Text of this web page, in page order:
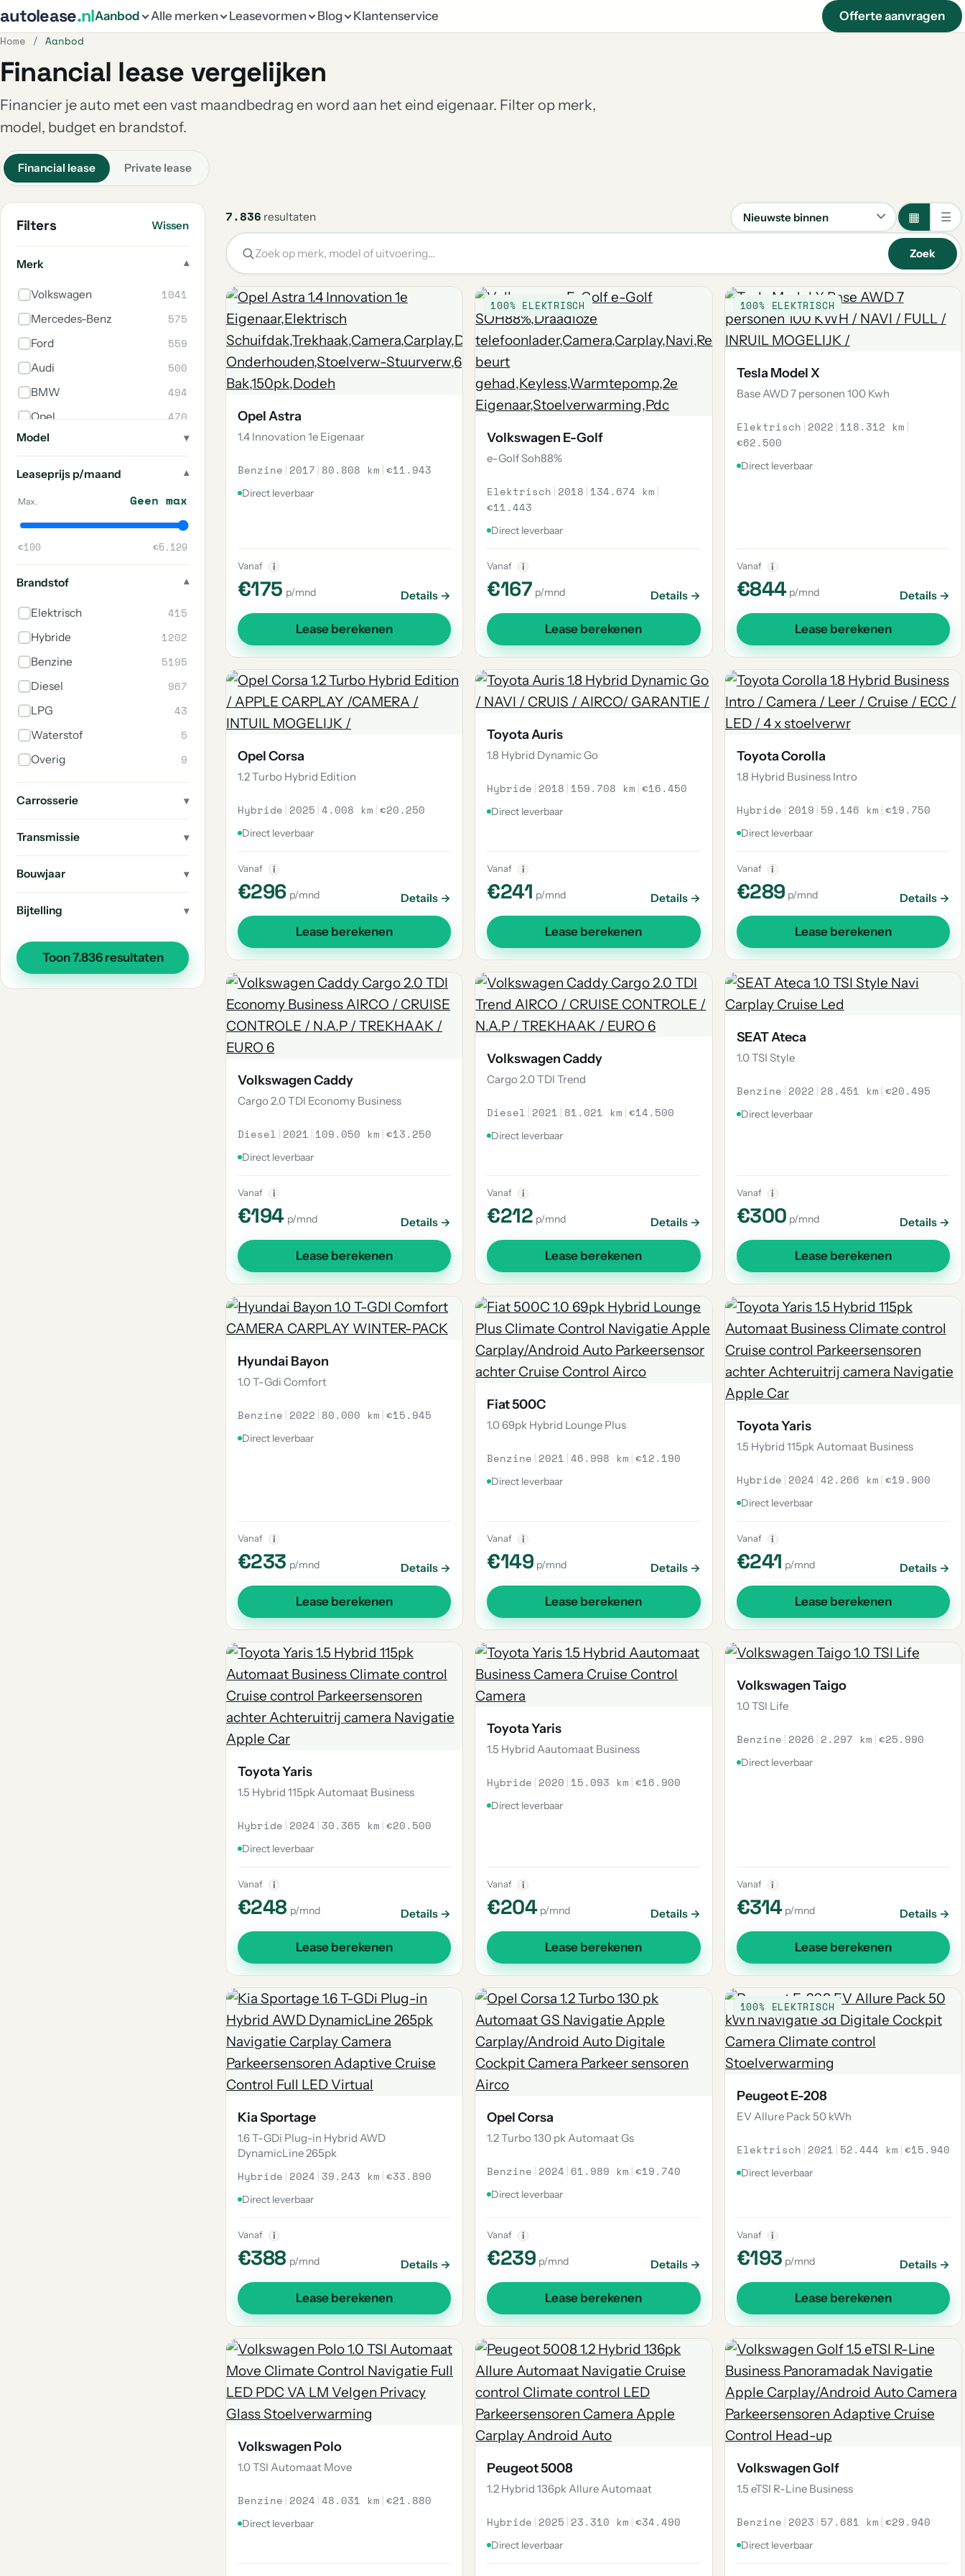
autolease.nlAanbod Alle merken Leasevormen Blog Klantenservice Offerte aanvragen
Home / Aanbod
Financial lease vergelijken
Financier je auto met een vast maandbedrag en word aan het eind eigenaar. Filter op merk,
model, budget en brandstof.
Financial lease Private lease
Filters Wissen
Merk
Volkswagen 1041
Mercedes-Benz 575
Ford 559
Audi 500
BMW 494
Opel 470
Renault 444
Mazda 253
Suzuki 223
Škoda 218
Nissan 186
SEAT 161
Citroen 158
Porsche 151
Fiat 128
MINI 123
Hyundai 121
Jeep 98
Land Rover 81
CUPRA 47
Jaguar 46
Model
Leaseprijs p/maand
Max. Geen max
€100 €5.129
Brandstof
Elektrisch 415
Hybride 1202
Benzine 5195
Diesel 967
LPG 43
Waterstof 5
Overig 9
Carrosserie
Transmissie
Bouwjaar
Bijtelling
Toon 7.836 resultaten
7.836 resultaten
Sorteren
▦ ☰
Zoek
Opel Astra
1.4 Innovation 1e Eigenaar
Benzine | 2017 | 80.808 km |€11.943
Direct leverbaar
Vanaf i
€175 p/mnd Details →
Lease berekenen
100% ELEKTRISCH
Volkswagen E-Golf
e-Golf Soh88%
Elektrisch | 2018 | 134.674 km |
€11.443
Direct leverbaar
Vanaf i
€167 p/mnd Details →
Lease berekenen
100% ELEKTRISCH
Tesla Model X
Base AWD 7 personen 100 Kwh
Elektrisch | 2022 | 118.312 km |
€62.500
Direct leverbaar
Vanaf i
€844 p/mnd Details →
Lease berekenen
Opel Corsa
1.2 Turbo Hybrid Edition
Hybride | 2025 |4.008 km |€20.250
Direct leverbaar
Vanaf i
€296 p/mnd Details →
Lease berekenen
Toyota Auris
1.8 Hybrid Dynamic Go
Hybride | 2018 | 159.708 km |€16.450
Direct leverbaar
Vanaf i
€241 p/mnd Details →
Lease berekenen
Toyota Corolla
1.8 Hybrid Business Intro
Hybride | 2019 | 59.146 km |€19.750
Direct leverbaar
Vanaf i
€289 p/mnd Details →
Lease berekenen
Volkswagen Caddy
Cargo 2.0 TDI Economy Business
Diesel | 2021 | 109.050 km |€13.250
Direct leverbaar
Vanaf i
€194 p/mnd Details →
Lease berekenen
Volkswagen Caddy
Cargo 2.0 TDI Trend
Diesel | 2021 | 81.021 km |€14.500
Direct leverbaar
Vanaf i
€212 p/mnd Details →
Lease berekenen
SEAT Ateca
1.0 TSI Style
Benzine | 2022 | 28.451 km |€20.495
Direct leverbaar
Vanaf i
€300 p/mnd Details →
Lease berekenen
Hyundai Bayon
1.0 T-Gdi Comfort
Benzine | 2022 | 80.000 km |€15.945
Direct leverbaar
Vanaf i
€233 p/mnd Details →
Lease berekenen
Fiat 500C
1.0 69pk Hybrid Lounge Plus
Benzine | 2021 |46.998 km |€12.190
Direct leverbaar
Vanaf i
€149 p/mnd Details →
Lease berekenen
Toyota Yaris
1.5 Hybrid 115pk Automaat Business
Hybride | 2024 |42.266 km |€19.900
Direct leverbaar
Vanaf i
€241 p/mnd Details →
Lease berekenen
Toyota Yaris
1.5 Hybrid 115pk Automaat Business
Hybride | 2024 | 30.365 km |€20.500
Direct leverbaar
Vanaf i
€248 p/mnd Details →
Lease berekenen
Toyota Yaris
1.5 Hybrid Aautomaat Business
Hybride | 2020 | 15.093 km |€16.900
Direct leverbaar
Vanaf i
€204 p/mnd Details →
Lease berekenen
Volkswagen Taigo
1.0 TSI Life
Benzine | 2026 | 2.297 km |€25.990
Direct leverbaar
Vanaf i
€314 p/mnd Details →
Lease berekenen
Kia Sportage
1.6 T-GDi Plug-in Hybrid AWD
DynamicLine 265pk
Hybride | 2024 | 39.243 km |€33.890
Direct leverbaar
Vanaf i
€388 p/mnd Details →
Lease berekenen
Opel Corsa
1.2 Turbo 130 pk Automaat Gs
Benzine | 2024 | 61.989 km |€19.740
Direct leverbaar
Vanaf i
€239 p/mnd Details →
Lease berekenen
100% ELEKTRISCH
Peugeot E-208
EV Allure Pack 50 kWh
Elektrisch | 2021 | 52.444 km |€15.940
Direct leverbaar
Vanaf i
€193 p/mnd Details →
Lease berekenen
Volkswagen Polo
1.0 TSI Automaat Move
Benzine | 2024 |48.031 km |€21.880
Direct leverbaar
Peugeot 5008
1.2 Hybrid 136pk Allure Automaat
Hybride | 2025 | 23.310 km |€34.490
Direct leverbaar
Volkswagen Golf
1.5 eTSI R-Line Business
Benzine | 2023 | 57.681 km |€29.940
Direct leverbaar